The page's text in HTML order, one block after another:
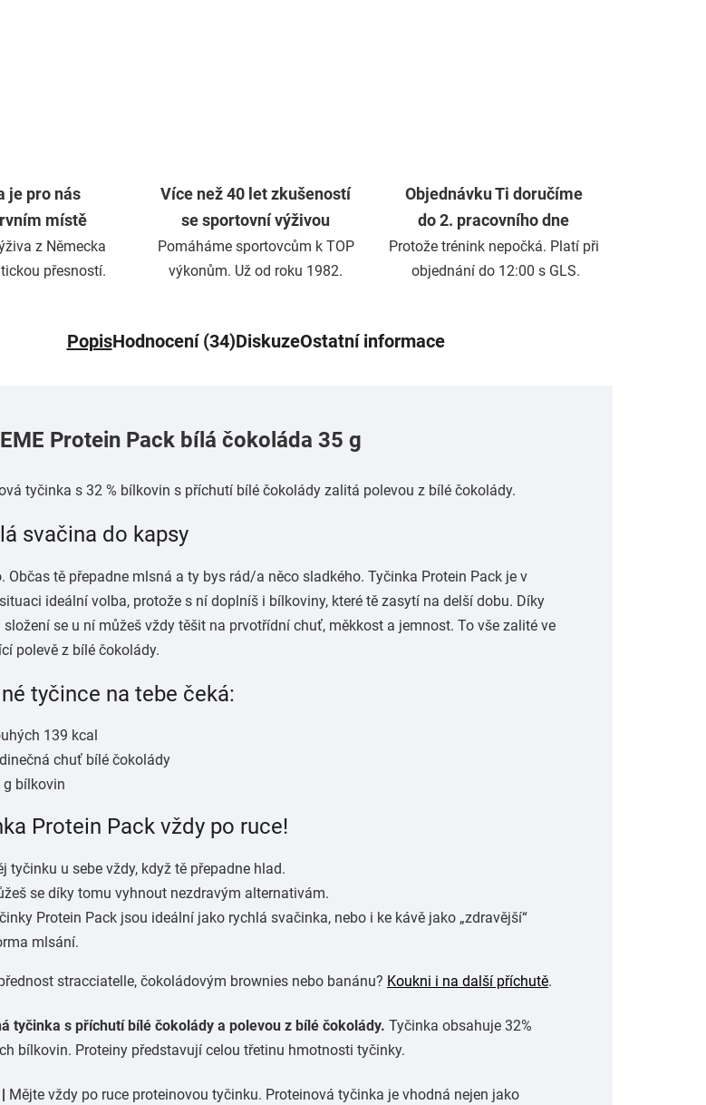
je pro nás
místě
z Německa
přesností.
Více než 40 let zkušeností
se sportovní výživou
Pomáháme sportovcům k TOP
výkonům. Už od roku 1982.
Objednávku Ti doručíme
do 2. pracovního dne
Protože trénink nepočká. Platí při
objednání do 12:00 s GLS.
PopisHodnocení (34)DiskuzeOstatní informace
Protein Pack bílá čokoláda 35 g
tyčinka s 32 % bílkovin s příchutí bílé čokolády zalitá polevou z bílé čokolády.
svačina do kapsy
Občas tě přepadne mlsná a ty bys rád/a něco sladkého. Tyčinka Protein Pack je v
ideální volba, protože s ní doplníš i bílkoviny, které tě zasytí na delší dobu. Díky
složení se u ní můžeš vždy těšit na prvotřídní chuť, měkkost a jemnost. To vše zalité ve
polevě z bílé čokolády.
tyčince na tebe čeká:
139 kcal
chuť bílé čokolády
g bílkovin
Protein Pack vždy po ruce!
tyčinku u sebe vždy, když tě přepadne hlad.
se díky tomu vyhnout nezdravým alternativám.
Protein Pack jsou ideální jako rychlá svačinka, nebo i ke kávě jako „zdravější“
mlsání.
stracciatelle, čokoládovým brownies nebo banánu? Koukni i na další příchutě.
tyčinka s příchutí bílé čokolády a polevou z bílé čokolády. Tyčinka obsahuje 32%
bílkovin. Proteiny představují celou třetinu hmotnosti tyčinky.
Mějte vždy po ruce proteinovou tyčinku. Proteinová tyčinka je vhodná nejen jako